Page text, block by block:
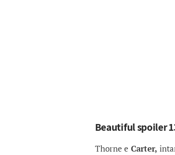
Beautiful spoiler
Thorne eCarter,